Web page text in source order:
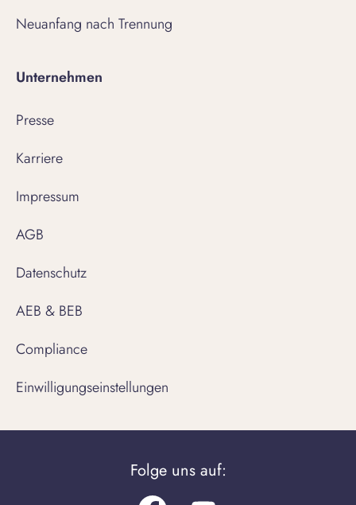
Neuanfang nach Trennung
Unternehmen
Presse
Karriere
Impressum
AGB
Datenschutz
AEB & BEB
Compliance
Einwilligungseinstellungen
Folge uns auf: